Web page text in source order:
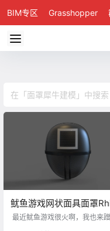
BIM专区 Grasshopper
鱿鱼游戏网状面具面罩
犀牛建模&keyshot渲染基
最近鱿鱼游戏很火啊，我也来